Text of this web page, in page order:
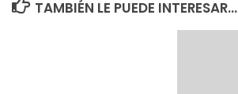
TAMBIÉN LE PUEDE INTERESAR...